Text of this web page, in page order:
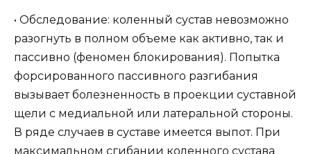
• Обследование: коленный сустав невозможно
разогнуть в полном объеме как активно, так и
пассивно (феномен блокирования). Попытка
форсированного пассивного разгибания
вызывает болезненность в проекции суставной
щели с медиальной или латеральной стороны.
В ряде случаев в суставе имеется выпот. При
максимальном сгибании коленного сустава